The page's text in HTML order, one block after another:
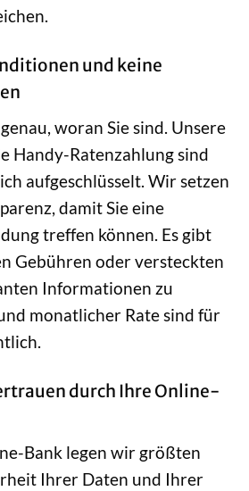
und keine
woran Sie sind. Unsere
Handy-Ratenzahlung sind
aufgeschlüsselt. Wir setzen
damit Sie eine
treffen können. Es gibt
Gebühren oder versteckten
Informationen zu
monatlicher Rate sind für
durch Ihre Online-
Bank legen wir größten
Ihrer Daten und Ihrer